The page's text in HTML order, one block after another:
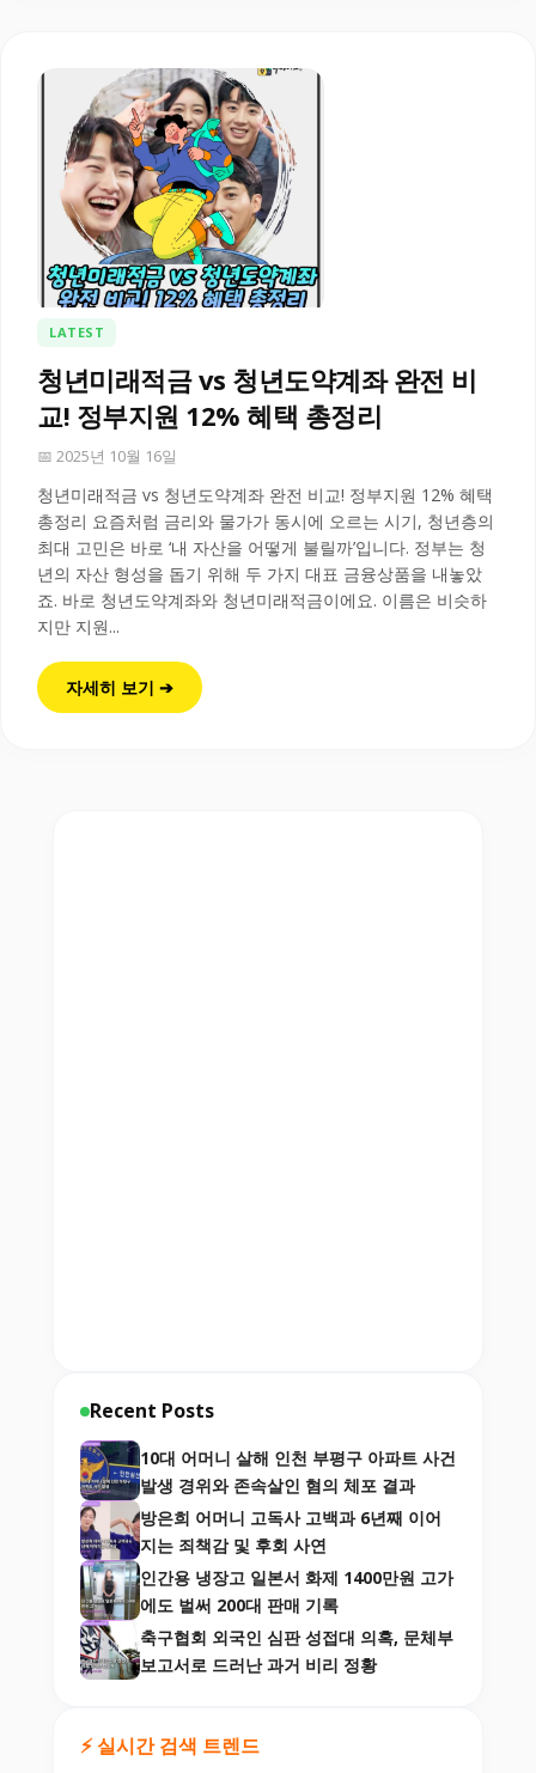
LATEST
청년미래적금 vs 청년도약계좌 완전 비
교! 정부지원 12% 혜택 총정리
📅 2025년 10월 16일
청년미래적금 vs 청년도약계좌 완전 비교! 정부지원 12% 혜택
총정리 요즘처럼 금리와 물가가 동시에 오르는 시기, 청년층의
최대 고민은 바로 ‘내 자산을 어떻게 불릴까’입니다. 정부는 청
년의 자산 형성을 돕기 위해 두 가지 대표 금융상품을 내놓았
죠. 바로 청년도약계좌와 청년미래적금이에요. 이름은 비슷하
지만 지원...
자세히 보기 ➔
Recent Posts
10대 어머니 살해 인천 부평구 아파트 사건
발생 경위와 존속살인 혐의 체포 결과
방은희 어머니 고독사 고백과 6년째 이어
지는 죄책감 및 후회 사연
인간용 냉장고 일본서 화제 1400만원 고가
에도 벌써 200대 판매 기록
축구협회 외국인 심판 성접대 의혹, 문체부
보고서로 드러난 과거 비리 정황
⚡ 실시간 검색 트렌드